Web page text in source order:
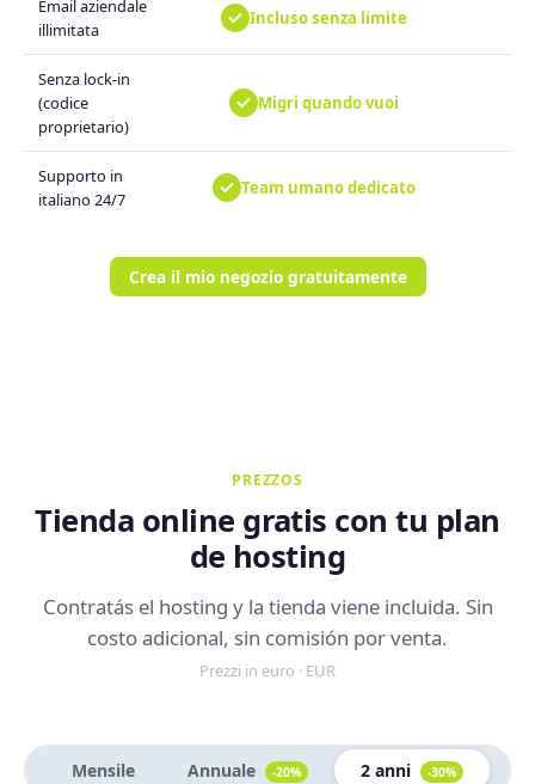
Email aziendale
illimitata
Incluso senza limite
Senza lock-in
(codice
proprietario)
Migri quando vuoi
Supporto in
italiano 24/7
Team umano dedicato
Crea il mio negozio gratuitamente
PREZZOS
Tienda online gratis con tu plan
de hosting
Contratás el hosting y la tienda viene incluida. Sin
costo adicional, sin comisión por venta.
Prezzi in euro · EUR
Mensile Annuale -20% 2 anni -30%